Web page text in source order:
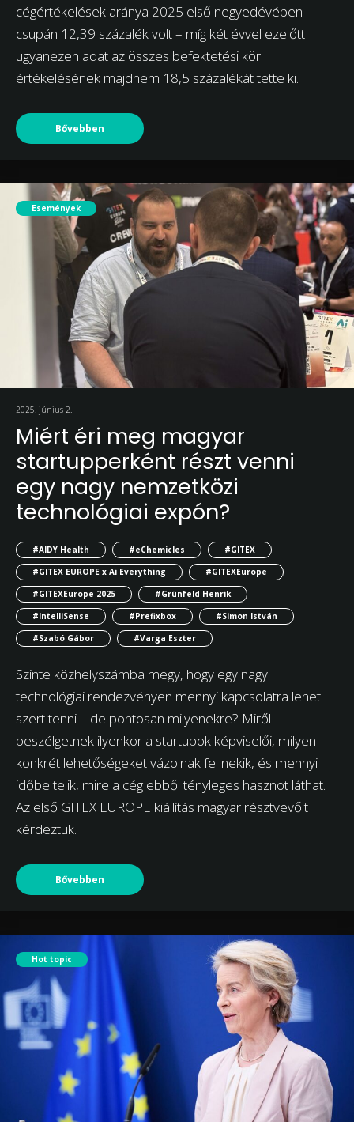
cégértékelések aránya 2025 első negyedévében
csupán 12,39 százalék volt – míg két évvel ezelőtt
ugyanezen adat az összes befektetési kör
értékelésének majdnem 18,5 százalékát tette ki.
Bővebben
Események
2025. június 2.
Miért éri meg magyar
startupperként részt venni
egy nagy nemzetközi
technológiai expón?
#AIDY Health #eChemicles
#GITEX
#GITEX EUROPE x Ai Everything
#GITEXEurope
#GITEXEurope 2025
#Grünfeld Henrik
#IntelliSense
#Prefixbox
#Simon István
#Szabó Gábor
#Varga Eszter
Szinte közhelyszámba megy, hogy egy nagy
technológiai rendezvényen mennyi kapcsolatra lehet
szert tenni – de pontosan milyenekre? Miről
beszélgetnek ilyenkor a startupok képviselői, milyen
konkrét lehetőségeket vázolnak fel nekik, és mennyi
időbe telik, mire a cég ebből tényleges hasznot láthat.
Az első GITEX EUROPE kiállítás magyar résztvevőit
kérdeztük.
Bővebben
Hot topic